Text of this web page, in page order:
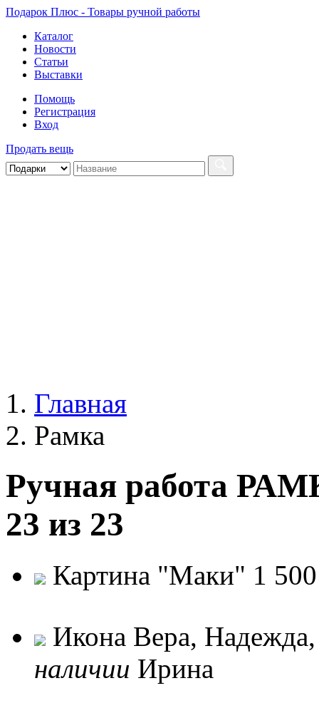
Подарок Плюс - Товары ручной работы
Каталог
Новости
Статьи
Выставки
Помощь
Регистрация
Вход
Продать вещь
Главная
Рамка
Ручная работа
23 из 23
Картина "Маки" 1
Икона Вера,
наличии Ирина